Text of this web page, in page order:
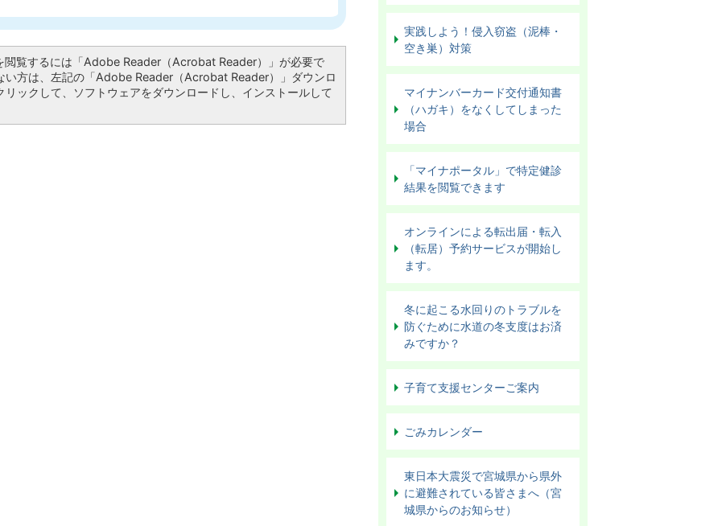
閲覧するには「Adobe Reader（Acrobat Reader）」が必要で
い方は、左記の「Adobe Reader（Acrobat Reader）」ダウンロ
リックして、ソフトウェアをダウンロードし、インストールして
実践しよう！侵入窃盗（泥棒・
空き巣）対策
マイナンバーカード交付通知書
（ハガキ）をなくしてしまった
場合
「マイナポータル」で特定健診
結果を閲覧できます
オンラインによる転出届・転入
（転居）予約サービスが開始し
ます。
冬に起こる水回りのトラブルを
防ぐために水道の冬支度はお済
みですか？
子育て支援センターご案内
ごみカレンダー
東日本大震災で宮城県から県外
に避難されている皆さまへ（宮
城県からのお知らせ）